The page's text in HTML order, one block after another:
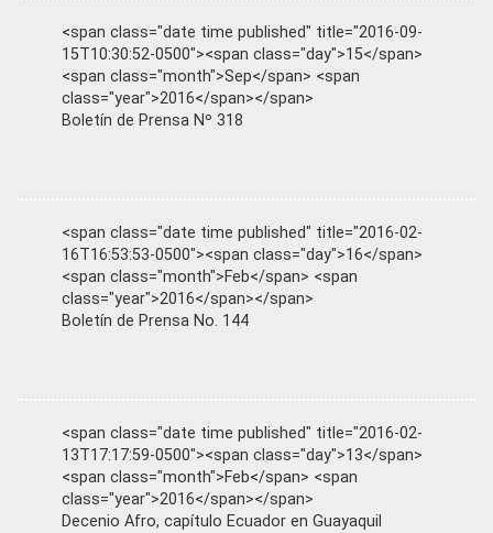
<span class="date time published" title="2016-09-
15T10:30:52-0500"><span class="day">15</span>
<span class="month">Sep</span> <span
class="year">2016</span></span>
Boletín de Prensa Nº 318
<span class="date time published" title="2016-02-
16T16:53:53-0500"><span class="day">16</span>
<span class="month">Feb</span> <span
class="year">2016</span></span>
Boletín de Prensa No. 144
<span class="date time published" title="2016-02-
13T17:17:59-0500"><span class="day">13</span>
<span class="month">Feb</span> <span
class="year">2016</span></span>
Decenio Afro, capítulo Ecuador en Guayaquil